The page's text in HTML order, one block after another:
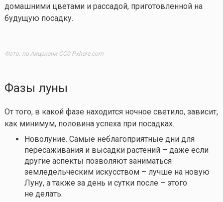
домашними цветами и рассадой, приготовленной на
будущую посадку.
Фото: по лицензии CC0 Pxhere.com
Фазы луны
От того, в какой фазе находится ночное светило, зависит,
как минимум, половина успеха при посадках.
Новолуние. Самые неблагоприятные дни для
пересаживания и высадки растений – даже если
другие аспекты позволяют заниматься
земледельческим искусством – лучше на новую
Луну, а также за день и сутки после – этого
не делать.